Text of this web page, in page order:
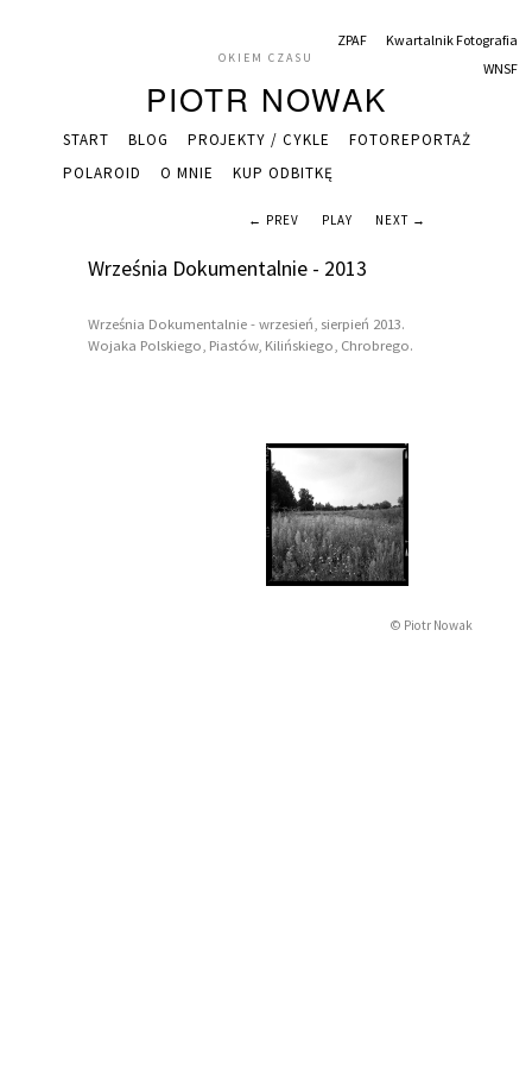
START BLOG PROJEKTY / CYKLE
FOTOREPORTAŻ
POLAROID
O MNIE KUP ODBITKĘ
ZPAF
Kwartalnik Fotografia
WNSF
OKIEM CZASU
PIOTR NOWAK
Września Dokumentalnie - 2013
Września Dokumentalnie - wrzesień, sierpień 2013.
Wojaka Polskiego, Piastów, Kilińskiego, Chrobrego.
← PREV PLAY NEXT →
© Piotr Nowak